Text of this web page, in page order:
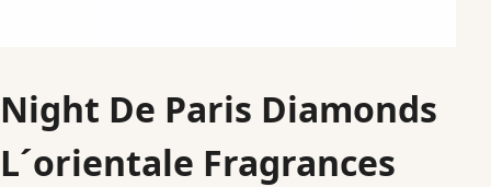
Night De Paris Diamonds
L´orientale Fragrances